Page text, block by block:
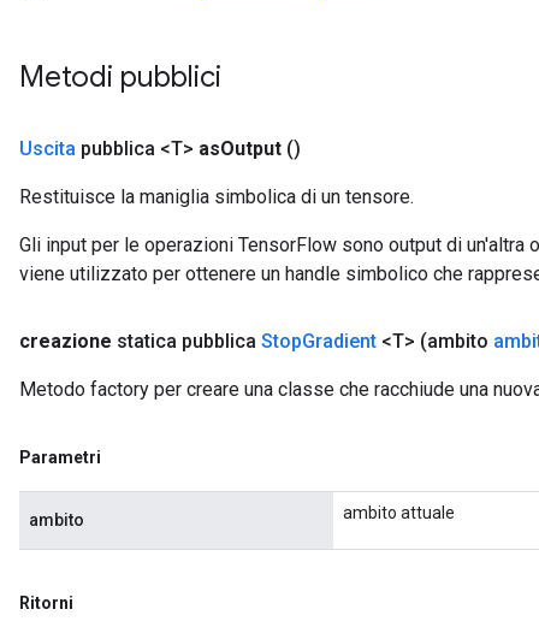
Metodi pubblici
Uscita pubblica <T> asOutput ()
Restituisce la maniglia simbolica di un tensore.
Gli input per le operazioni TensorFlow sono output di un'altra
viene utilizzato per ottenere un handle simbolico che
creazione statica pubblica StopGradient <T> (ambito
Metodo factory per creare una classe che racchiude una
Parametri
ambito ambito attuale
Ritorni